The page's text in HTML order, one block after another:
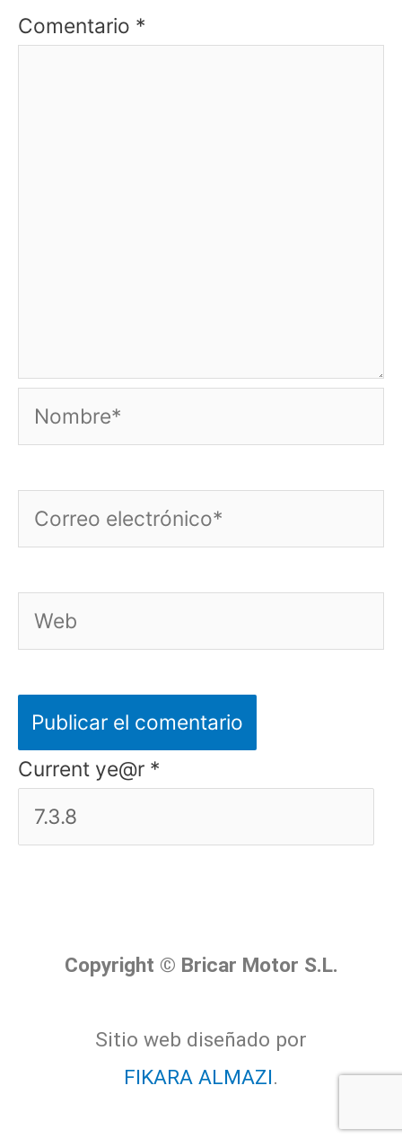
Comentario *
Nombre*
Correo
electrónico*
Web
Current ye@r *
Copyright © Bricar Motor S.L.
Sitio web diseñado por
FIKARA ALMAZI.